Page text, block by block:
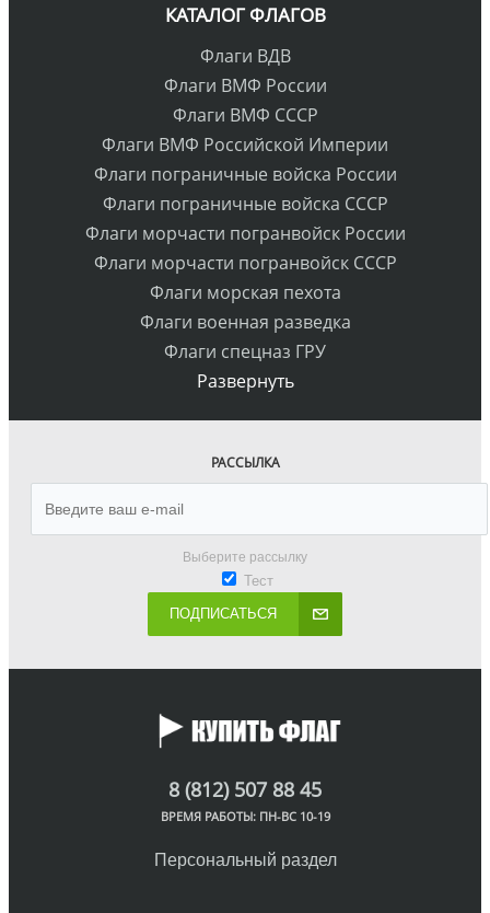
КАТАЛОГ ФЛАГОВ
Флаги ВДВ
Флаги ВМФ России
Флаги ВМФ СССР
Флаги ВМФ Российской Империи
Флаги пограничные войска России
Флаги пограничные войска СССР
Флаги морчасти погранвойск России
Флаги морчасти погранвойск СССР
Флаги морская пехота
Флаги военная разведка
Флаги спецназ ГРУ
Развернуть
РАССЫЛКА
Выберите рассылку
Тест
ПОДПИСАТЬСЯ
8 (812) 507 88 45
ВРЕМЯ РАБОТЫ: ПН-ВС 10-19
Персональный раздел